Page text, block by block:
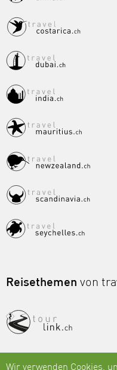
Reisethemen von
Wir verwenden Cookies,